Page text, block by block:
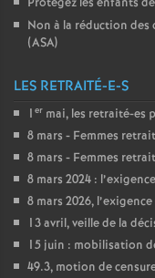
Non à la réduction des
(ASA)
LES RETRAITÉ-E-S
1 er mai, les retraité-es
8 mars - Femmes
8 mars - Femmes
8 mars 2024 :
8 mars 2026,
13 avril, veille de la
15 juin : mobilisation
49.3, motion de